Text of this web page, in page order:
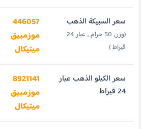
سعر السبيكة الذهب
(وزن 50 جرام , عيار 24
قيراط )
446057
موزمبيق
ميتيكال
سعر الكيلو الذهب عيار
24 قيراط
8921141
موزمبيق
ميتيكال